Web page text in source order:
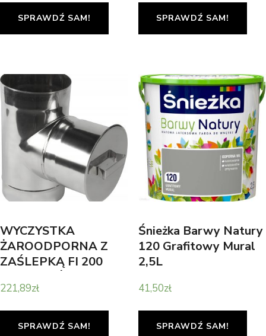
SPRAWDŹ SAM! SPRAWDŹ SAM!
WYCZYSTKA
ŻAROODPORNA Z
ZAŚLEPKĄ FI 200
221,89zł
SPRAWDŹ SAM!
Śnieżka Barwy Natury
120 Grafitowy Mural
2,5L
41,50zł
SPRAWDŹ SAM!